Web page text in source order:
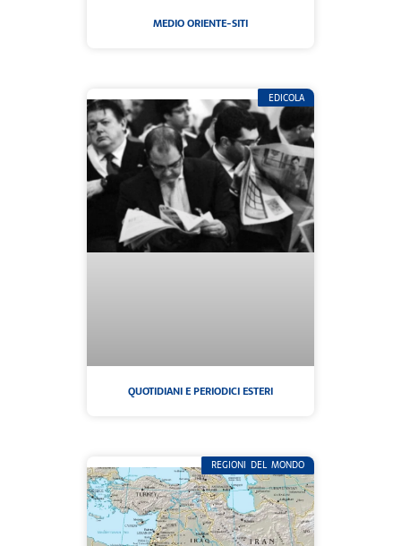
MEDIO ORIENTE-SITI
EDICOLA
QUOTIDIANI E PERIODICI ESTERI
REGIONI DEL MONDO